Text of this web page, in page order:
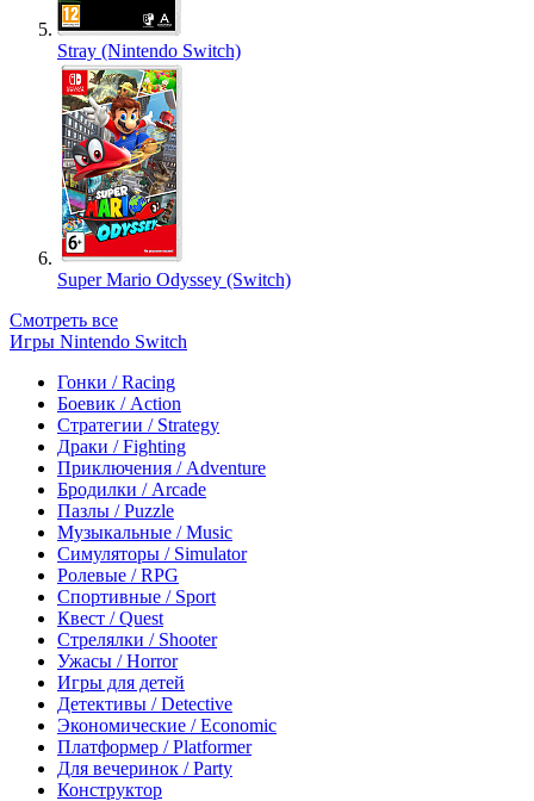
Stray (Nintendo Switch)
Super Mario Odyssey (Switch)
Смотреть все
Игры Nintendo Switch
Гонки / Racing
Боевик / Action
Стратегии / Strategy
Драки / Fighting
Приключения / Adventure
Бродилки / Arcade
Пазлы / Puzzle
Музыкальные / Music
Симуляторы / Simulator
Ролевые / RPG
Спортивные / Sport
Квест / Quest
Стрелялки / Shooter
Ужасы / Horror
Игры для детей
Детективы / Detective
Экономические / Economic
Платформер / Platformer
Для вечеринок / Party
Конструктор